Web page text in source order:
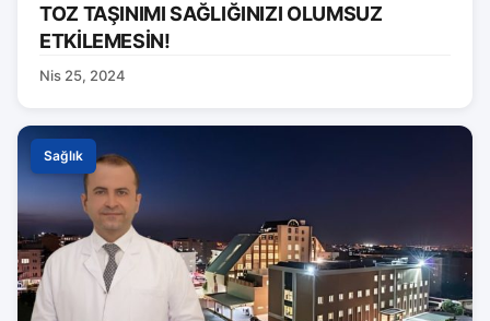
TOZ TAŞINIMI SAĞLIĞINIZI OLUMSUZ
ETKİLEMESİN!
Nis 25, 2024
Sağlık